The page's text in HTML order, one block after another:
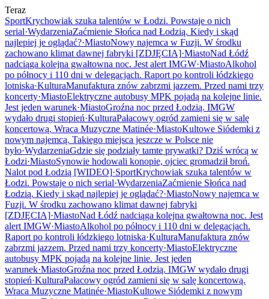
Teraz
SportKrychowiak szuka talentów w Łodzi. Powstaje o nich
serial·WydarzeniaZaćmienie Słońca nad Łodzią. Kiedy i skąd
najlepiej je oglądać?·MiastoNowy najemca w Fuzji. W środku
zachowano klimat dawnej fabryki [ZDJĘCIA]·MiastoNad Łódź
nadciąga kolejna gwałtowna noc. Jest alert IMGW·MiastoAlkohol
po północy i 110 dni w delegacjach. Raport po kontroli łódzkiego
lotniska·KulturaManufaktura znów zabrzmi jazzem. Przed nami trzy
koncerty·MiastoElektryczne autobusy MPK pojadą na kolejne linie.
Jest jeden warunek·MiastoGroźna noc przed Łodzią. IMGW
wydało drugi stopień·KulturaPałacowy ogród zamieni się w salę
koncertową. Wraca Muzyczne Matinée·MiastoKultowe Siódemki z
nowym najemcą. Takiego miejsca jeszcze w Polsce nie
było·WydarzeniaGdzie się podziały tamte prywatki? Dziś wrócą w
Łodzi·MiastoSynowie hodowali konopie, ojciec gromadził broń.
Nalot pod Łodzią [WIDEO]·SportKrychowiak szuka talentów w
Łodzi. Powstaje o nich serial·WydarzeniaZaćmienie Słońca nad
Łodzią. Kiedy i skąd najlepiej je oglądać?·MiastoNowy najemca w
Fuzji. W środku zachowano klimat dawnej fabryki
[ZDJĘCIA]·MiastoNad Łódź nadciąga kolejna gwałtowna noc. Jest
alert IMGW·MiastoAlkohol po północy i 110 dni w delegacjach.
Raport po kontroli łódzkiego lotniska·KulturaManufaktura znów
zabrzmi jazzem. Przed nami trzy koncerty·MiastoElektryczne
autobusy MPK pojadą na kolejne linie. Jest jeden
warunek·MiastoGroźna noc przed Łodzią. IMGW wydało drugi
stopień·KulturaPałacowy ogród zamieni się w salę koncertową.
Wraca Muzyczne Matinée·MiastoKultowe Siódemki z nowym